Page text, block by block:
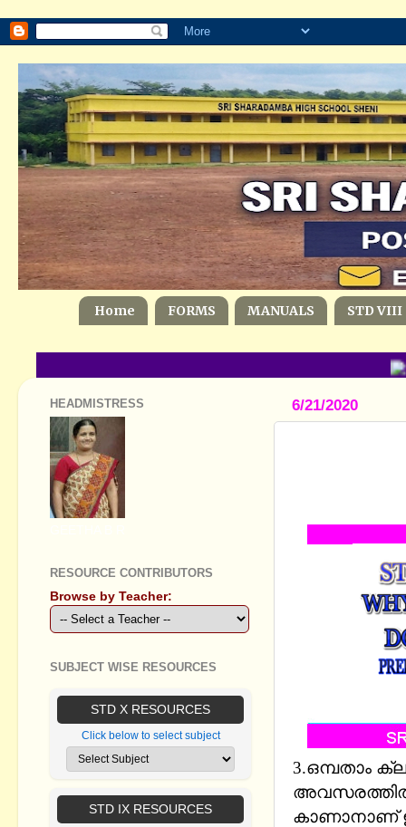
Home FORMS MANUALS STD VIII
6/21/2020
3.ഒമ്പതാം
കാണാനാണ്
HEADMISTRESS
RESOURCE CONTRIBUTORS
Browse by Teacher:
SUBJECT WISE RESOURCES
STD X RESOURCES
Click below to select subject
STD IX RESOURCES